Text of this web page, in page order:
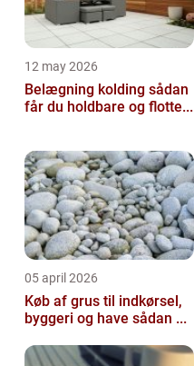
12 may 2026
Belægning kolding sådan
får du holdbare og flotte...
05 april 2026
Køb af grus til indkørsel,
byggeri og have sådan ...